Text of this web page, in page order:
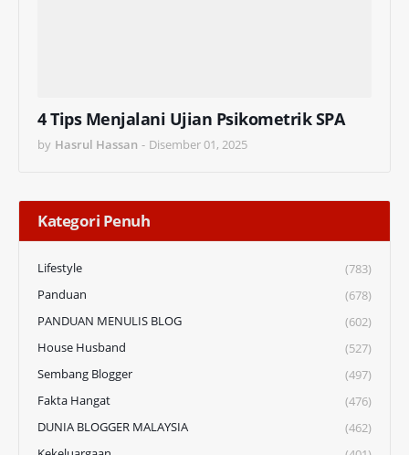
4 Tips Menjalani Ujian Psikometrik SPA
by Hasrul Hassan - Disember 01, 2025
Kategori Penuh
Lifestyle
(783)
Panduan
(678)
PANDUAN MENULIS BLOG
(602)
House Husband
(527)
Sembang Blogger
(497)
Fakta Hangat
(476)
DUNIA BLOGGER MALAYSIA
(462)